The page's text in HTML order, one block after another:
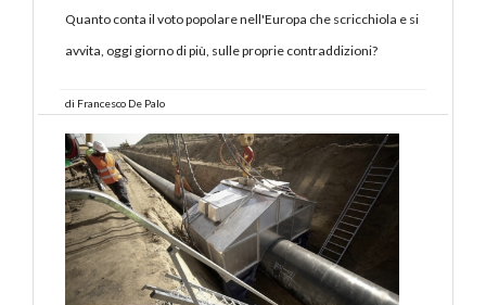
Quanto conta il voto popolare nell'Europa che scricchiola e si
avvita, oggi giorno di più, sulle proprie contraddizioni?
di Francesco De Palo